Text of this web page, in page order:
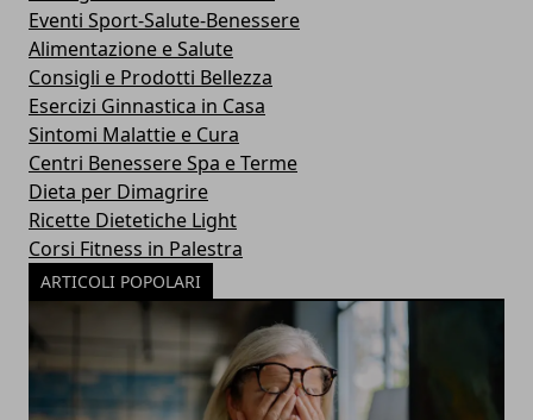
Eventi Sport-Salute-Benessere
Alimentazione e Salute
Consigli e Prodotti Bellezza
Esercizi Ginnastica in Casa
Sintomi Malattie e Cura
Centri Benessere Spa e Terme
Dieta per Dimagrire
Ricette Dietetiche Light
Corsi Fitness in Palestra
ARTICOLI POPOLARI